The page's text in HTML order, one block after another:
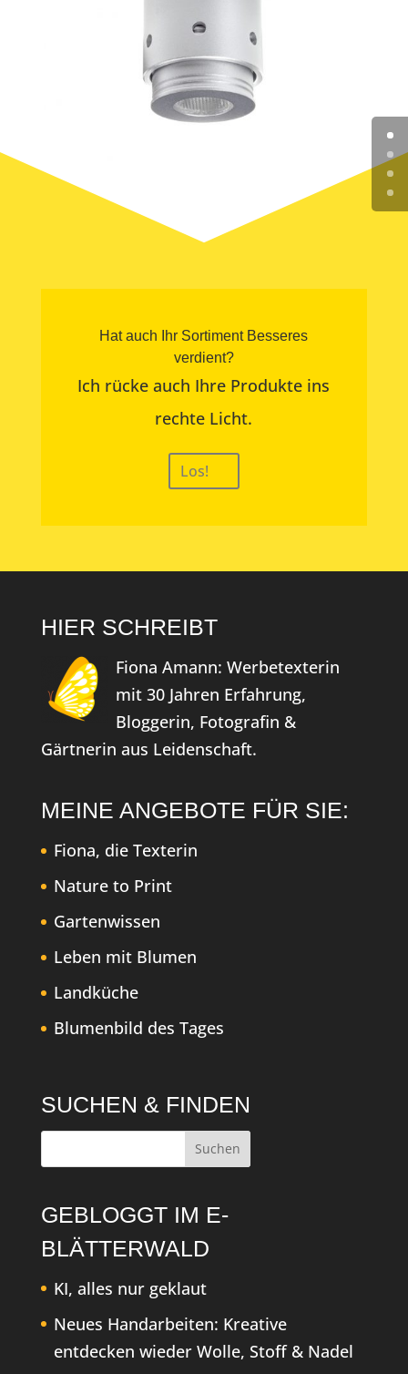
Hat auch Ihr Sortiment Besseres
verdient?
Ich rücke auch Ihre Produkte ins
rechte Licht.
Los!
HIER SCHREIBT
Fiona Amann: Werbetexterin
mit 30 Jahren Erfahrung,
Bloggerin, Fotografin &
Gärtnerin aus Leidenschaft.
MEINE ANGEBOTE FÜR SIE:
Fiona, die Texterin
Nature to Print
Gartenwissen
Leben mit Blumen
Landküche
Blumenbild des Tages
SUCHEN & FINDEN
GEBLOGGT IM E-
BLÄTTERWALD
KI, alles nur geklaut
Neues Handarbeiten: Kreative
entdecken wieder Wolle, Stoff & Nadel